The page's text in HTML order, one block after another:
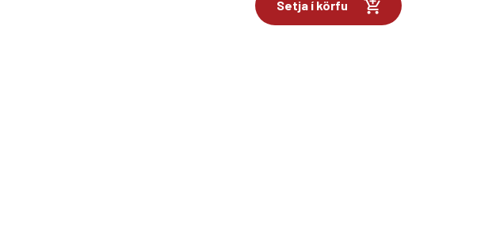
Setja í körfu